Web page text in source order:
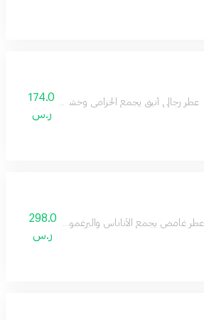
عطر رجالي أنيق يجمع الخزامى وخشب الصندل
174.0
ر.س
عطر غامض يجمع الأناناس والبرغموت والبخور مع العود
298.0
ر.س